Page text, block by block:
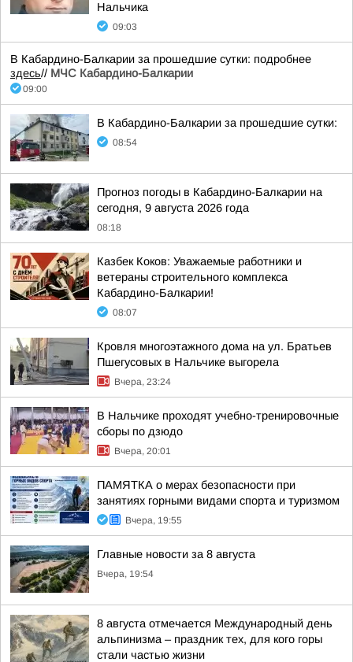
Нальчика
09:03
В Кабардино-Балкарии за прошедшие сутки: подробнее
здесь// МЧС Кабардино-Балкарии
09:00
В Кабардино-Балкарии за прошедшие сутки:
08:54
Прогноз погоды в Кабардино-Балкарии на
сегодня, 9 августа 2026 года
08:18
Казбек Коков: Уважаемые работники и
ветераны строительного комплекса
Кабардино-Балкарии!
08:07
Кровля многоэтажного дома на ул. Братьев
Пшегусовых в Нальчике выгорела
Вчера, 23:24
В Нальчике проходят учебно-тренировочные
сборы по дзюдо
Вчера, 20:01
ПАМЯТКА о мерах безопасности при
занятиях горными видами спорта и туризмом
Вчера, 19:55
Главные новости за 8 августа
Вчера, 19:54
8 августа отмечается Международный день
альпинизма – праздник тех, для кого горы
стали частью жизни